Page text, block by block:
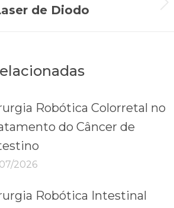
Próximo
de Diodo
Robótica Colorretal no
do Câncer de
2026
Robótica Intestinal